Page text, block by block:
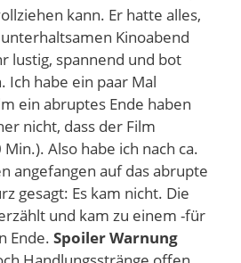
kann. Er hatte alles,
Kinoabend
lustig, spannend und bot
Ich habe ein paar Mal
ein abruptes Ende haben
nicht, dass der Film
Also habe ich nach ca.
angefangen auf das abrupte
gesagt: Es kam nicht. Die
und kam zu einem -für
Ende. Spoiler Warnung